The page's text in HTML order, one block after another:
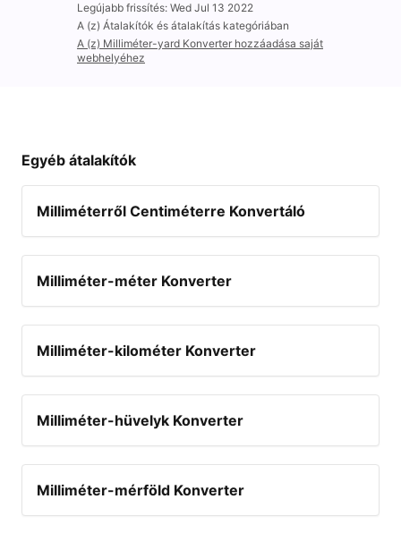
Legújabb frissítés: Wed Jul 13 2022
A (z) Átalakítók és átalakítás kategóriában
A (z) Milliméter-yard Konverter hozzáadása saját
webhelyéhez
Egyéb átalakítók
Milliméterről Centiméterre Konvertáló
Milliméter-méter Konverter
Milliméter-kilométer Konverter
Milliméter-hüvelyk Konverter
Milliméter-mérföld Konverter